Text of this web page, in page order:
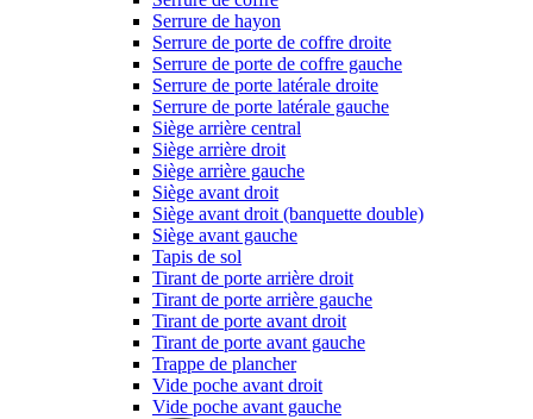
Serrure de hayon
Serrure de porte de coffre droite
Serrure de porte de coffre gauche
Serrure de porte latérale droite
Serrure de porte latérale gauche
Siège arrière central
Siège arrière droit
Siège arrière gauche
Siège avant droit
Siège avant droit (banquette double)
Siège avant gauche
Tapis de sol
Tirant de porte arrière droit
Tirant de porte arrière gauche
Tirant de porte avant droit
Tirant de porte avant gauche
Trappe de plancher
Vide poche avant droit
Vide poche avant gauche